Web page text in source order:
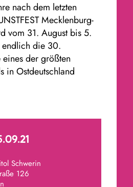
nach dem letzten
Mecklenburg-
vom 31. August bis 5.
endlich die 30.
eines der größten
in Ostdeutschland
05.09. insgesamt 20
IhrHier
SIDE OF THE RIVER
Schwerin
126